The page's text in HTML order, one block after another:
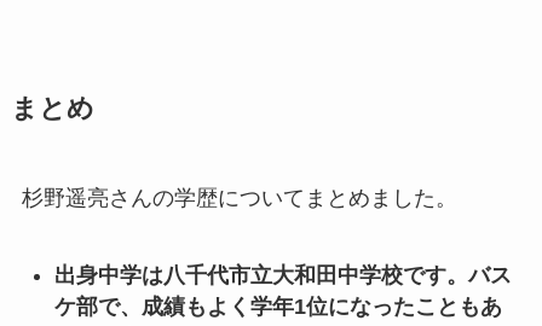
まとめ
杉野遥亮さんの学歴についてまとめました。
出身中学は八千代市立大和田中学校です。バス
ケ部で、成績もよく学年1位になったこともあ